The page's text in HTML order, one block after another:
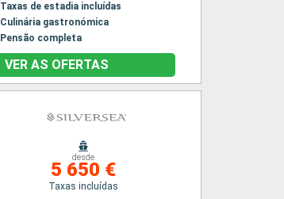
Taxas de estadia incluídas
Culinária gastronómica
Pensão completa
VER AS OFERTAS
desde
5 650 €
Taxas incluídas